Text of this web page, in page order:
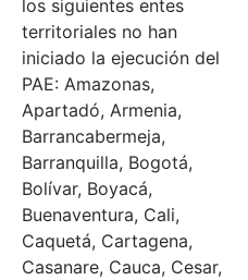
los siguientes entes
territoriales no han
iniciado la ejecución del
PAE: Amazonas,
Apartadó, Armenia,
Barrancabermeja,
Barranquilla, Bogotá,
Bolívar, Boyacá,
Buenaventura, Cali,
Caquetá, Cartagena,
Casanare, Cauca, Cesar,